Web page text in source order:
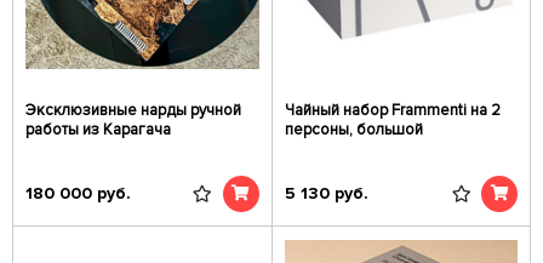
Эксклюзивные нарды ручной
работы из Карагача
180 000 руб.
Чайный набор Frammenti на 2
персоны, большой
5 130 руб.